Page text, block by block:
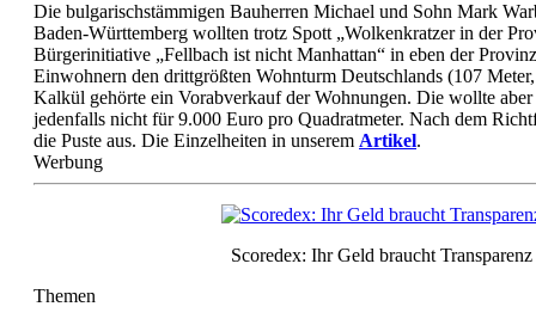
Die bulgarischstämmigen Bauherren Michael und Sohn Mark
Baden-Württemberg wollten trotz Spott „Wolkenkratzer in der
Bürgerinitiative „Fellbach ist nicht Manhattan“ in eben der
Einwohnern den drittgrößten Wohnturm Deutschlands (107
Kalkül gehörte ein Vorabverkauf der Wohnungen. Die wollte aber
jedenfalls nicht für 9.000 Euro pro Quadratmeter. Nach dem
die Puste aus. Die Einzelheiten in unserem Artikel.
Werbung
Scoredex: Ihr Geld braucht Transparenz
Themen